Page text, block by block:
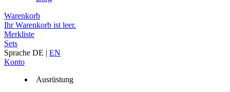
Warenkorb
Ihr Warenkorb ist leer.
Merkliste
Sets
Sprache DE | EN
Konto
Ausrüstung